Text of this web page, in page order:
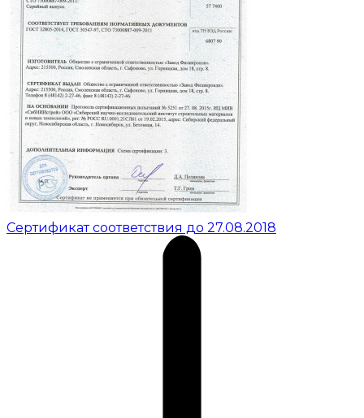
Сертификат соответствия до 27.08.2018